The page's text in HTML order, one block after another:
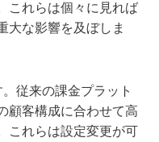
これらは個々に見れば
大な影響を及ぼしま
従来の課金プラット
顧客構成に合わせて高
これらは設定変更が可